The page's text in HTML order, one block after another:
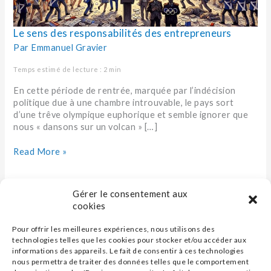
Gérer le consentement aux
cookies
Pour offrir les meilleures expériences, nous utilisons des
technologies telles que les cookies pour stocker et/ou accéder aux
informations des appareils. Le fait de consentir à ces technologies
nous permettra de traiter des données telles que le comportement
Le sens des responsabilités des entrepreneurs
Par Emmanuel Gravier
Temps estimé de lecture : 2 min
En cette période de rentrée, marquée par l’indécision
politique due à une chambre introuvable, le pays sort
d’une trêve olympique euphorique et semble ignorer que
nous « dansons sur un volcan » […]
Read More »